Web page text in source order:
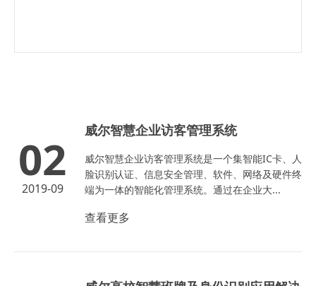
02
2019-09
威尔智慧企业访客管理系统
威尔智慧企业访客管理系统是一个集智能IC卡、人
脸识别认证、信息安全管理、软件、网络及硬件终
端为一体的智能化管理系统。通过在企业大...
查看更多